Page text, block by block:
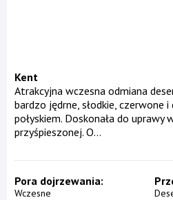
Kent
Atrakcyjna wczesna odmiana
bardzo jędrne, słodkie, czerwone
połyskiem. Doskonała do uprawy
przyśpieszonej. O...
Pora dojrzewania
Wczesne